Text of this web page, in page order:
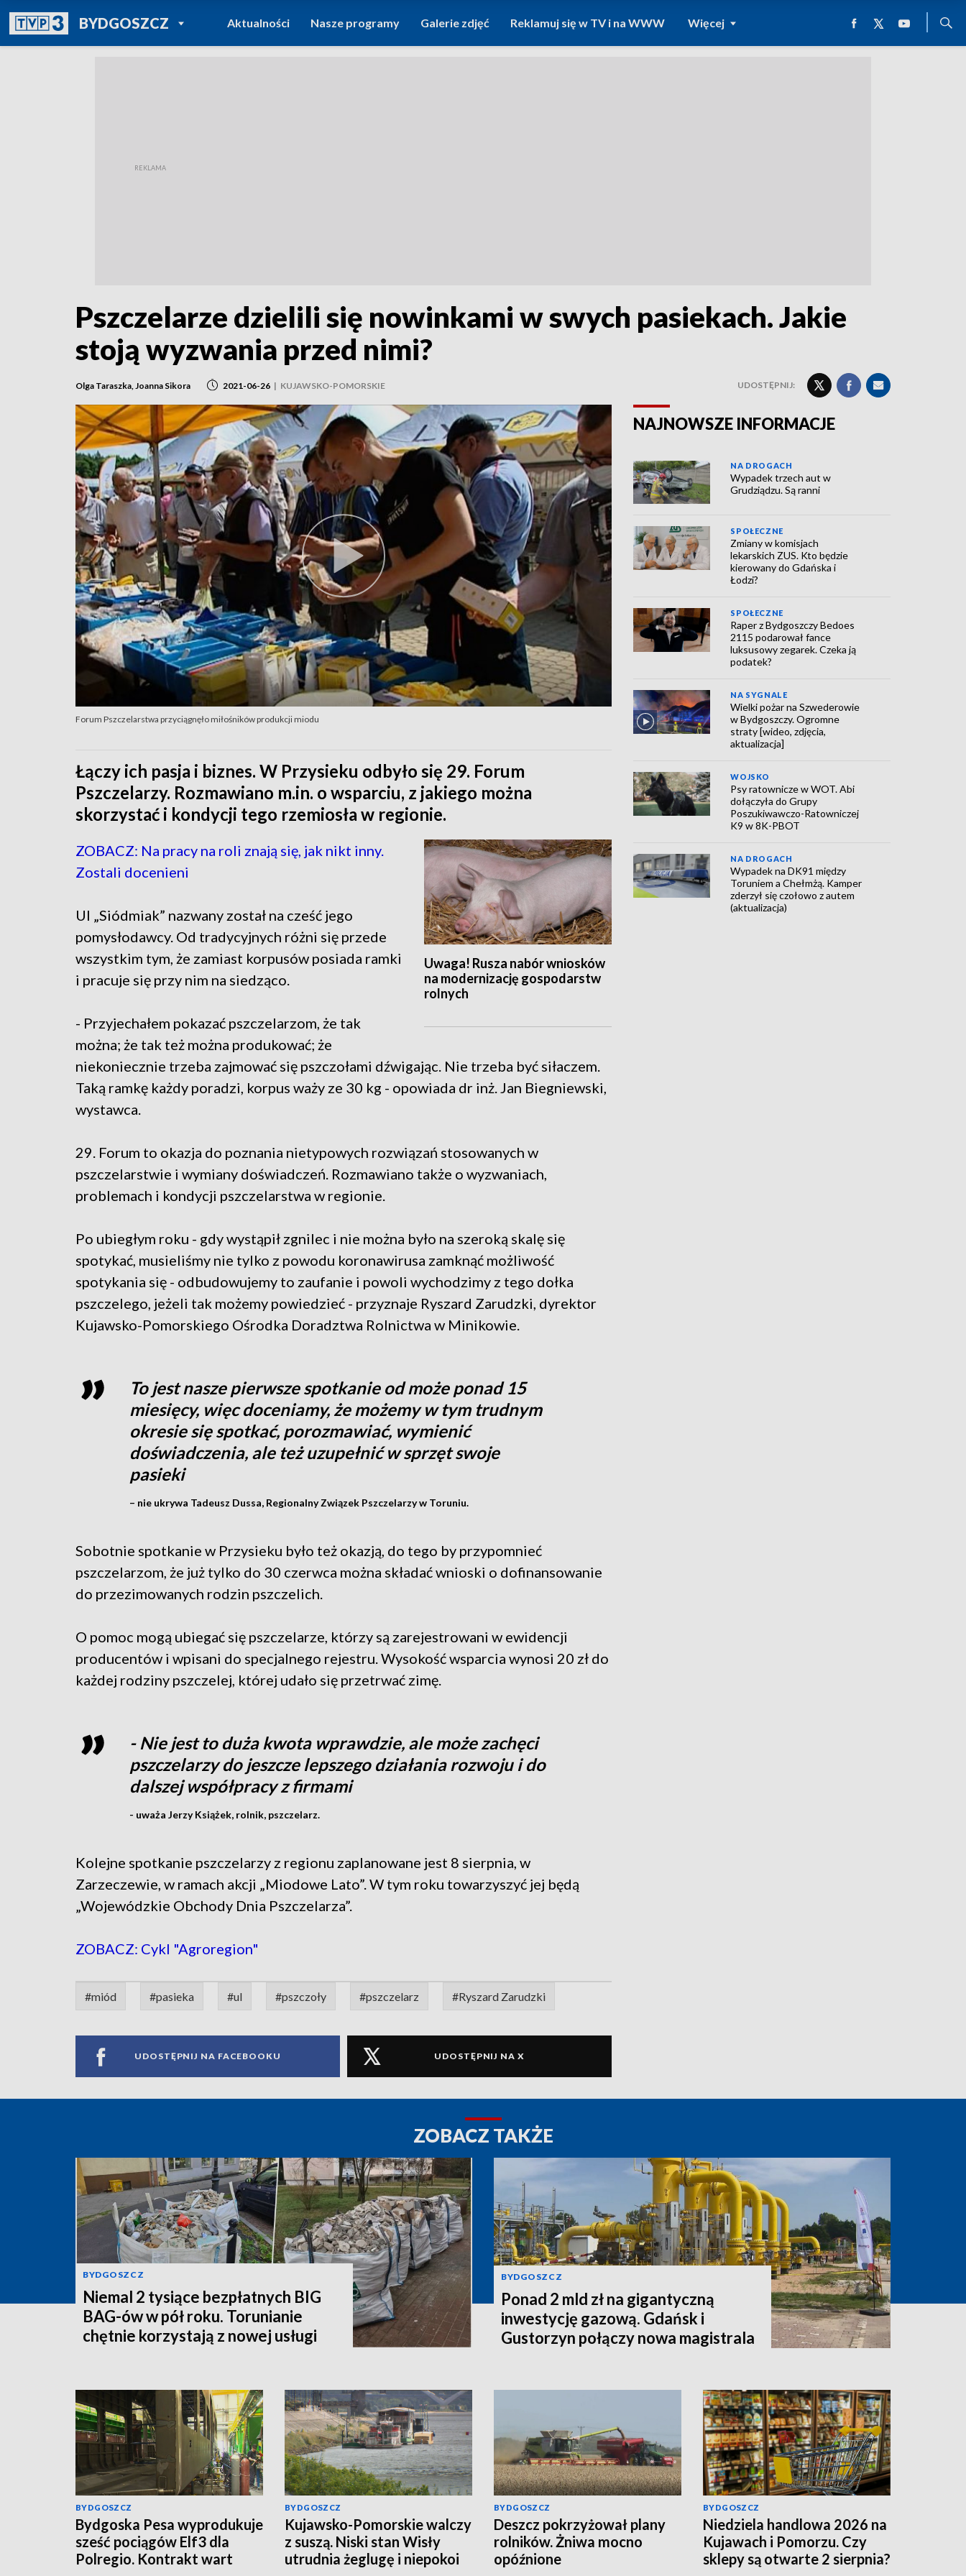
BYDGOSZCZPOWRÓT DO
TVP REGIONY
Aktualności Nasze programy Galerie zdjęć Reklamuj się w TV i na WWW Więcej
Pszczelarze dzielili się nowinkami w swych pasiekach. Jakie
stoją wyzwania przed nimi?
Olga Taraszka, Joanna Sikora 2021-06-26 | KUJAWSKO-POMORSKIE UDOSTĘPNIJ:
Forum Pszczelarstwa przyciągnęło miłośników produkcji miodu
Łączy ich pasja i biznes. W Przysieku odbyło się 29. Forum
Pszczelarzy. Rozmawiano m.in. o wsparciu, z jakiego można
skorzystać i kondycji tego rzemiosła w regionie.
Uwaga! Rusza nabór wniosków
na modernizację gospodarstw
rolnych
ZOBACZ: Na pracy na roli znają się, jak nikt inny.
Zostali docenieni
Ul „Siódmiak” nazwany został na cześć jego
pomysłodawcy. Od tradycyjnych różni się przede
wszystkim tym, że zamiast korpusów posiada ramki
i pracuje się przy nim na siedząco.
- Przyjechałem pokazać pszczelarzom, że tak
można; że tak też można produkować; że
niekoniecznie trzeba zajmować się pszczołami dźwigając. Nie trzeba być siłaczem.
Taką ramkę każdy poradzi, korpus waży ze 30 kg - opowiada dr inż. Jan Biegniewski,
wystawca.
29. Forum to okazja do poznania nietypowych rozwiązań stosowanych w
pszczelarstwie i wymiany doświadczeń. Rozmawiano także o wyzwaniach,
problemach i kondycji pszczelarstwa w regionie.
Po ubiegłym roku - gdy wystąpił zgnilec i nie można było na szeroką skalę się
spotykać, musieliśmy nie tylko z powodu koronawirusa zamknąć możliwość
spotykania się - odbudowujemy to zaufanie i powoli wychodzimy z tego dołka
pszczelego, jeżeli tak możemy powiedzieć - przyznaje Ryszard Zarudzki, dyrektor
Kujawsko-Pomorskiego Ośrodka Doradztwa Rolnictwa w Minikowie.
To jest nasze pierwsze spotkanie od może ponad 15
miesięcy, więc doceniamy, że możemy w tym trudnym
okresie się spotkać, porozmawiać, wymienić
doświadczenia, ale też uzupełnić w sprzęt swoje
pasieki
– nie ukrywa Tadeusz Dussa, Regionalny Związek Pszczelarzy w Toruniu.
Sobotnie spotkanie w Przysieku było też okazją, do tego by przypomnieć
pszczelarzom, że już tylko do 30 czerwca można składać wnioski o dofinansowanie
do przezimowanych rodzin pszczelich.
O pomoc mogą ubiegać się pszczelarze, którzy są zarejestrowani w ewidencji
producentów i wpisani do specjalnego rejestru. Wysokość wsparcia wynosi 20 zł do
każdej rodziny pszczelej, której udało się przetrwać zimę.
- Nie jest to duża kwota wprawdzie, ale może zachęci
pszczelarzy do jeszcze lepszego działania rozwoju i do
dalszej współpracy z firmami
- uważa Jerzy Książek, rolnik, pszczelarz.
Kolejne spotkanie pszczelarzy z regionu zaplanowane jest 8 sierpnia, w
Zarzeczewie, w ramach akcji „Miodowe Lato”. W tym roku towarzyszyć jej będą
„Wojewódzkie Obchody Dnia Pszczelarza”.
ZOBACZ: Cykl "Agroregion"
#miód #pasieka #ul #pszczoły #pszczelarz #Ryszard Zarudzki
UDOSTĘPNIJ NA FACEBOOKU UDOSTĘPNIJ NA X
NAJNOWSZE INFORMACJE
NA DROGACH
Wypadek trzech aut w
Grudziądzu. Są ranni
SPOŁECZNE
Zmiany w komisjach
lekarskich ZUS. Kto będzie
kierowany do Gdańska i
Łodzi?
SPOŁECZNE
Raper z Bydgoszczy Bedoes
2115 podarował fance
luksusowy zegarek. Czeka ją
podatek?
NA SYGNALE
Wielki pożar na Szwederowie
w Bydgoszczy. Ogromne
straty [wideo, zdjęcia,
aktualizacja]
WOJSKO
Psy ratownicze w WOT. Abi
dołączyła do Grupy
Poszukiwawczo-Ratowniczej
K9 w 8K-PBOT
NA DROGACH
Wypadek na DK91 między
Toruniem a Chełmżą. Kamper
zderzył się czołowo z autem
(aktualizacja)
ZOBACZ TAKŻE
BYDGOSZCZ
Niemal 2 tysiące bezpłatnych BIG
BAG-ów w pół roku. Torunianie
chętnie korzystają z nowej usługi
BYDGOSZCZ
Ponad 2 mld zł na gigantyczną
inwestycję gazową. Gdańsk i
Gustorzyn połączy nowa magistrala
BYDGOSZCZ
Bydgoska Pesa wyprodukuje
sześć pociągów Elf3 dla
Polregio. Kontrakt wart
BYDGOSZCZ
Kujawsko-Pomorskie walczy
z suszą. Niski stan Wisły
utrudnia żeglugę i niepokoi
BYDGOSZCZ
Deszcz pokrzyżował plany
rolników. Żniwa mocno
opóźnione
BYDGOSZCZ
Niedziela handlowa 2026 na
Kujawach i Pomorzu. Czy
sklepy są otwarte 2 sierpnia?